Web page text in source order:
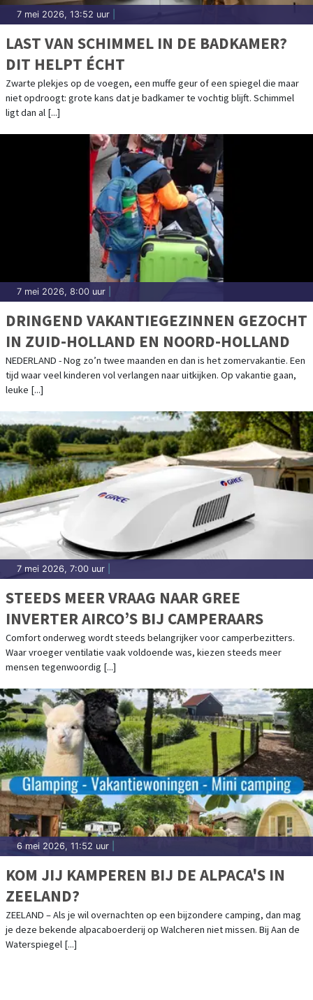
7 mei 2026, 13:52 uur
LAST VAN SCHIMMEL IN DE BADKAMER?
DIT HELPT ÉCHT
Zwarte plekjes op de voegen, een muffe geur of een spiegel die maar
niet opdroogt: grote kans dat je badkamer te vochtig blijft. Schimmel
ligt dan al [...]
7 mei 2026, 8:00 uur
DRINGEND VAKANTIEGEZINNEN GEZOCHT
IN ZUID-HOLLAND EN NOORD-HOLLAND
NEDERLAND - Nog zo’n twee maanden en dan is het zomervakantie. Een
tijd waar veel kinderen vol verlangen naar uitkijken. Op vakantie gaan,
leuke [...]
7 mei 2026, 7:00 uur
STEEDS MEER VRAAG NAAR GREE
INVERTER AIRCO’S BIJ CAMPERAARS
Comfort onderweg wordt steeds belangrijker voor camperbezitters.
Waar vroeger ventilatie vaak voldoende was, kiezen steeds meer
mensen tegenwoordig [...]
6 mei 2026, 11:52 uur
KOM JIJ KAMPEREN BIJ DE ALPACA'S IN
ZEELAND?
ZEELAND – Als je wil overnachten op een bijzondere camping, dan mag
je deze bekende alpacaboerderij op Walcheren niet missen. Bij Aan de
Waterspiegel [...]